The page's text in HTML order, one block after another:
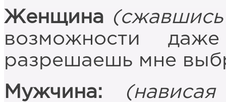
Женщина (сжавшись
возможности
разрешаешь мне
Мужчина: